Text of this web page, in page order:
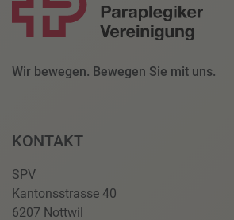
Wir bewegen. Bewegen Sie mit uns.
KONTAKT
SPV
Kantonsstrasse 40
6207 Nottwil